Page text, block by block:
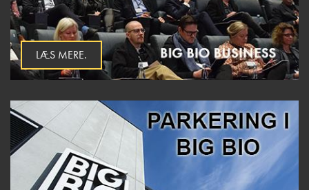
LÆS MERE.